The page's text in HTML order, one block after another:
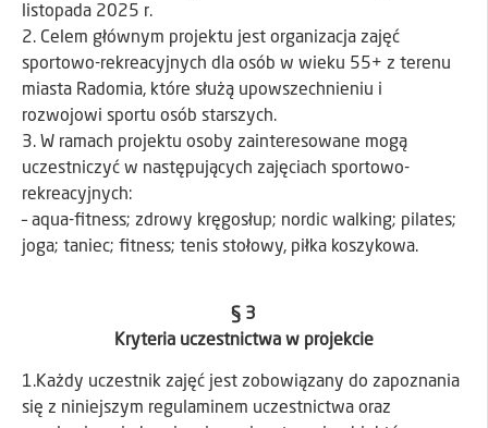
listopada 2025 r.
2. Celem głównym projektu jest organizacja zajęć
sportowo-rekreacyjnych dla osób w wieku 55+ z terenu
miasta Radomia, które służą upowszechnieniu i
rozwojowi sportu osób starszych.
3. W ramach projektu osoby zainteresowane mogą
uczestniczyć w następujących zajęciach sportowo-
rekreacyjnych:
– aqua-fitness; zdrowy kręgosłup; nordic walking; pilates;
joga; taniec; fitness; tenis stołowy, piłka koszykowa.
§ 3
Kryteria uczestnictwa w projekcie
1.Każdy uczestnik zajęć jest zobowiązany do zapoznania
się z niniejszym regulaminem uczestnictwa oraz